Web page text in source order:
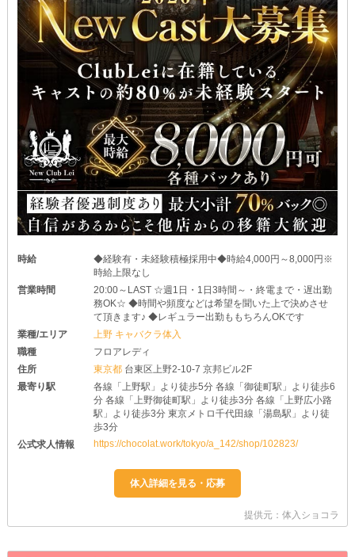
時給
◆経験有・未経験積極採用中◆時給4,000円～8,000円※
時給上限なし
営業時間
20:00～LAST ☆週1日・1日3時間～・終電まで・遅出勤
務OK☆ ◆時間や頻度などは希望を聞いた上で決めさせ
て頂きます♪ ◆レギュラー出勤ももちろんOKです
業種/エリア
上野 キャバクラ体入
職種
フロアレディ
住所
東京都 台東区上野2-10-7 京邦ビル2F
最寄り駅
各線「上野駅」より徒歩5分 各線「御徒町駅」より徒歩6
分 各線「上野御徒町駅」より徒歩3分 各線「上野広小路
駅」より徒歩3分 東京メトロ千代田線「湯島駅」より徒
歩3分
公式求人情報
https://chocolat.work/tokyo/a_142/shop/102823/
提供元：体入ショコラ